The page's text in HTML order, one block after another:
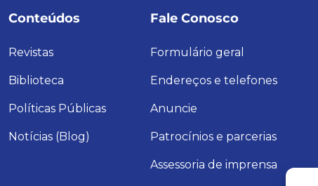
Conteúdos
Revistas
Biblioteca
Políticas Públicas
Notícias (Blog)
Fale Conosco
Formulário geral
Endereços e telefones
Anuncie
Patrocínios e parcerias
Assessoria de imprensa